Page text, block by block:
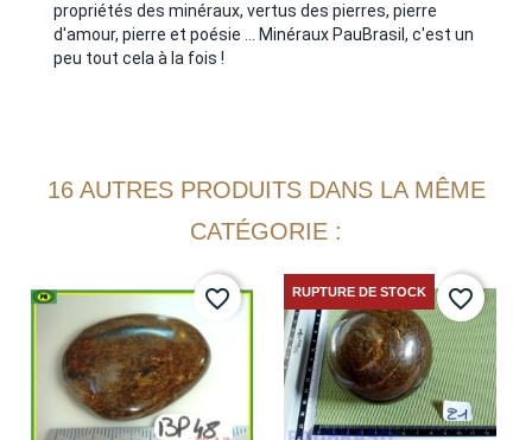
propriétés des minéraux, vertus des pierres, pierre
d'amour, pierre et poésie ... Minéraux PauBrasil, c'est un
peu tout cela à la fois !
16 AUTRES PRODUITS DANS LA MÊME
CATÉGORIE :
favorite_border RUPTURE DE STOCK favorite_border